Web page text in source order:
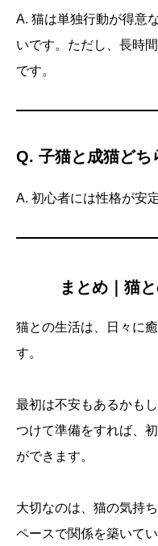
A. 猫は単独行動が得意
いです。ただし、長時
です。
Q. 子猫と成猫どち
A. 初心者には性格が安
まとめ｜猫
猫との生活は、日々に
す。
最初は不安もあるかも
つけて準備をすれば、
ができます。
大切なのは、猫の気持
ペースで関係を築いてい